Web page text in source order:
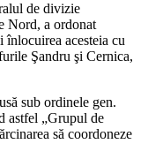
de divizie
Nord, a ordonat
acesteia cu
Şandru şi Cernica,
sub ordinele gen.
astfel „Grupul de
să coordoneze